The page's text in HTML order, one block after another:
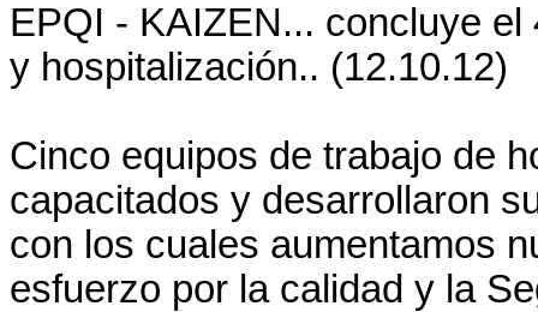
EPQI - KAIZEN... concluye
y hospitalización.. (12.10.12)
Cinco equipos de trabajo de
capacitados y desarrollaron
con los cuales aumentamos
esfuerzo por la calidad y la